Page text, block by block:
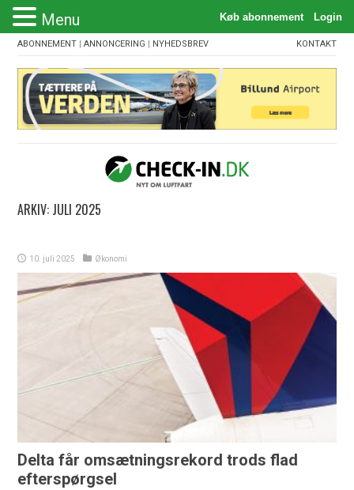
ABONNEMENT |ANNONCERING | NYHEDSBREV KONTAKT
ARKIV: JULI 2025
10. juli 2025 Økonomi
Delta får omsætningsrekord trods flad
efterspørgsel
Menu